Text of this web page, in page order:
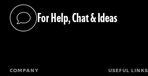
For Help, Chat & Ideas
(opens in a new tab)
COMPANY USEFUL LINKS